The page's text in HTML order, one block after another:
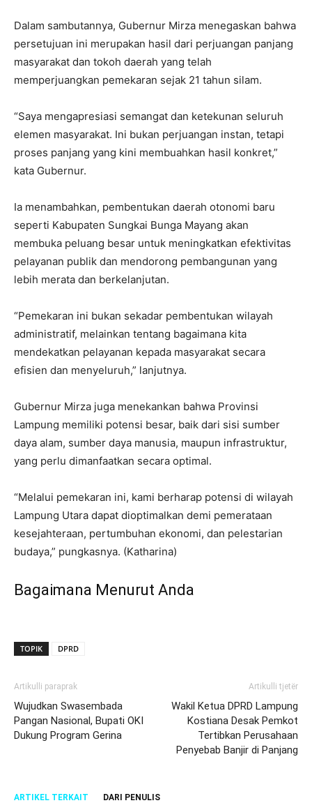
Dalam sambutannya, Gubernur Mirza menegaskan bahwa
persetujuan ini merupakan hasil dari perjuangan panjang
masyarakat dan tokoh daerah yang telah
memperjuangkan pemekaran sejak 21 tahun silam.
“Saya mengapresiasi semangat dan ketekunan seluruh
elemen masyarakat. Ini bukan perjuangan instan, tetapi
proses panjang yang kini membuahkan hasil konkret,”
kata Gubernur.
Ia menambahkan, pembentukan daerah otonomi baru
seperti Kabupaten Sungkai Bunga Mayang akan
membuka peluang besar untuk meningkatkan efektivitas
pelayanan publik dan mendorong pembangunan yang
lebih merata dan berkelanjutan.
“Pemekaran ini bukan sekadar pembentukan wilayah
administratif, melainkan tentang bagaimana kita
mendekatkan pelayanan kepada masyarakat secara
efisien dan menyeluruh,” lanjutnya.
Gubernur Mirza juga menekankan bahwa Provinsi
Lampung memiliki potensi besar, baik dari sisi sumber
daya alam, sumber daya manusia, maupun infrastruktur,
yang perlu dimanfaatkan secara optimal.
“Melalui pemekaran ini, kami berharap potensi di wilayah
Lampung Utara dapat dioptimalkan demi pemerataan
kesejahteraan, pertumbuhan ekonomi, dan pelestarian
budaya,” pungkasnya. (Katharina)
Bagaimana Menurut Anda
TOPIK DPRD
Artikulli paraprak
Wujudkan Swasembada
Pangan Nasional, Bupati OKI
Dukung Program Gerina
Artikulli tjetër
Wakil Ketua DPRD Lampung
Kostiana Desak Pemkot
Tertibkan Perusahaan
Penyebab Banjir di Panjang
ARTIKEL TERKAIT DARI PENULIS